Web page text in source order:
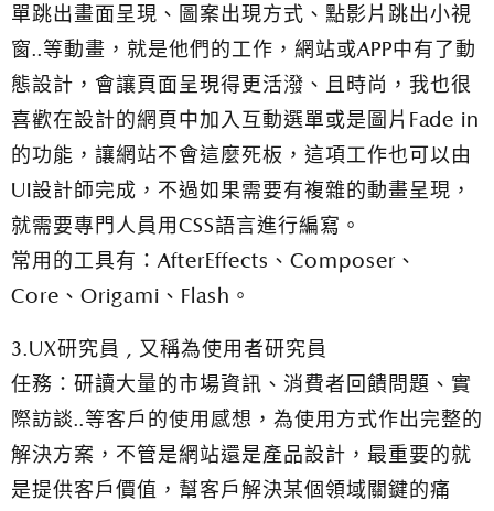
單跳出畫面呈現、圖案出現方式、點影片跳出小視
窗..等動畫，就是他們的工作，網站或APP中有了動
態設計，會讓頁面呈現得更活潑、且時尚，我也很
喜歡在設計的網頁中加入互動選單或是圖片Fade in
的功能，讓網站不會這麼死板，這項工作也可以由
UI設計師完成，不過如果需要有複雜的動畫呈現，
就需要專門人員用CSS語言進行編寫。
常用的工具有：AfterEffects、Composer、
Core、Origami、Flash。
3.UX研究員 , 又稱為使用者研究員
任務：研讀大量的市場資訊、消費者回饋問題、實
際訪談..等客戶的使用感想，為使用方式作出完整的
解決方案，不管是網站還是產品設計，最重要的就
是提供客戶價值，幫客戶解決某個領域關鍵的痛